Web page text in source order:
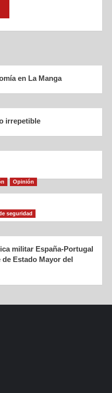
en La Manga
irrepetible
Opinión
seguridad
militar España-Portugal
Estado Mayor del